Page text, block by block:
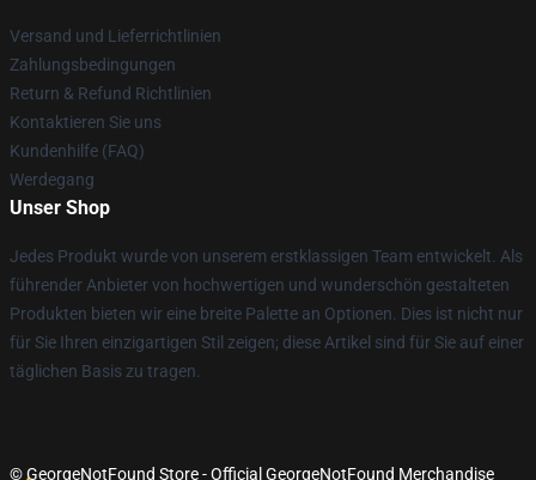
Versand und Lieferrichtlinien
Zahlungsbedingungen
Return & Refund Richtlinien
Kontaktieren Sie uns
Kundenhilfe (FAQ)
Werdegang
Unser Shop
Jedes Produkt wurde von unserem erstklassigen Team entwickelt. Als
führender Anbieter von hochwertigen und wunderschön gestalteten
Produkten bieten wir eine breite Palette an Optionen. Dies ist nicht nur
für Sie Ihren einzigartigen Stil zeigen; diese Artikel sind für Sie auf einer
täglichen Basis zu tragen.
© GeorgeNotFound Store - Official GeorgeNotFound Merchandise